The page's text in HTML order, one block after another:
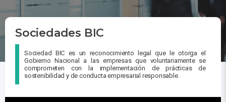
Sociedades BIC
Sociedad BIC es un reconocimiento legal que le otorga el
Gobierno Nacional a las empresas que voluntariamente se
comprometen con la implementación de prácticas de
sostenibilidad y de conducta empresarial responsable.